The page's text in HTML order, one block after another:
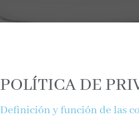
POLÍTICA DE
Definición y función de las